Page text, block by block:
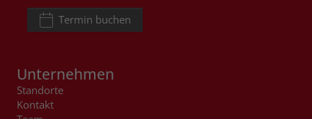
Termin buchen
Unternehmen
Standorte
Kontakt